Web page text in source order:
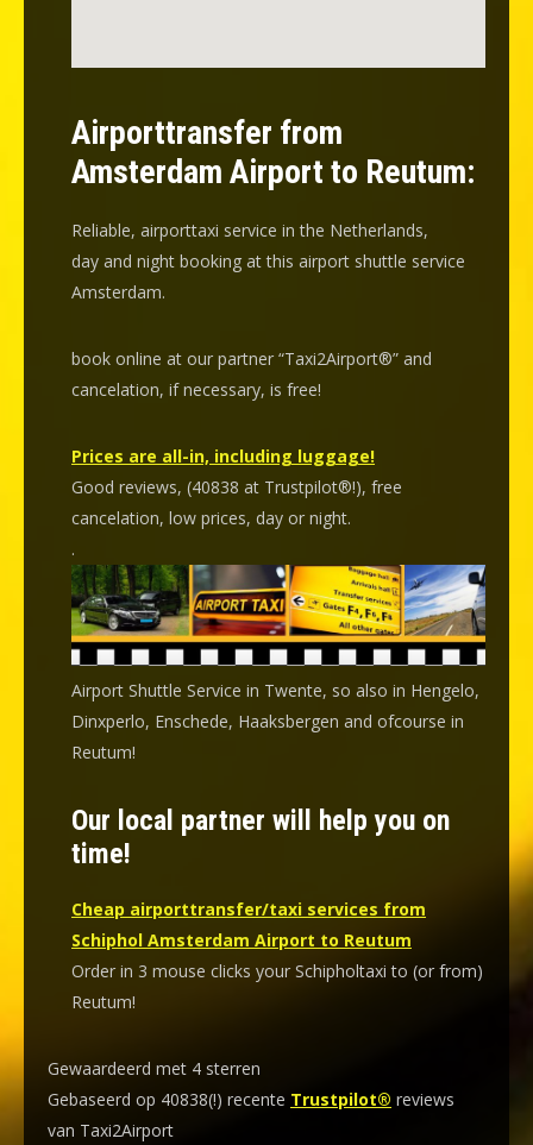
Airporttransfer from
Amsterdam Airport to Reutum:
Reliable, airporttaxi service in the Netherlands,
day and night booking at this airport shuttle service
Amsterdam.
book online at our partner “Taxi2Airport®” and
cancelation, if necessary, is free!
Prices are all-in, including luggage!
Good reviews, (40838 at Trustpilot®!), free
cancelation, low prices, day or night.
.
Airport Shuttle Service in Twente, so also in Hengelo,
Dinxperlo, Enschede, Haaksbergen and ofcourse in
Reutum!
Our local partner will help you on
time!
Cheap airporttransfer/taxi services from
Schiphol Amsterdam Airport to Reutum
Order in 3 mouse clicks your Schipholtaxi to (or from)
Reutum!
Gewaardeerd met 4 sterren
Gebaseerd op 40838(!) recente Trustpilot® reviews
van Taxi2Airport